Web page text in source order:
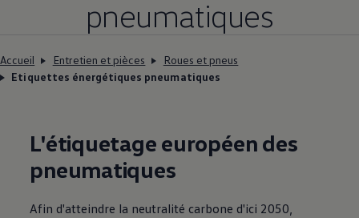
pneumatiques
Accueil Entretien et pièces
Roues et pneus
Etiquettes énergétiques pneumatiques
L'étiquetage européen des
pneumatiques
Afin d'atteindre la neutralité carbone d'ici 2050,